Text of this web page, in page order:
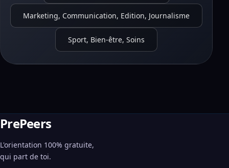
Marketing, Communication, Edition, Journalisme
Sport, Bien-être, Soins
PrePeers
L'orientation 100% gratuite,
qui part de toi.